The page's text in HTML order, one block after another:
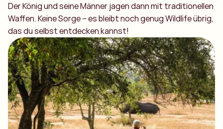
Der König und seine Männer jagen dann mit traditionellen
Waffen. Keine Sorge – es bleibt noch genug Wildlife übrig,
das du selbst entdecken kannst!